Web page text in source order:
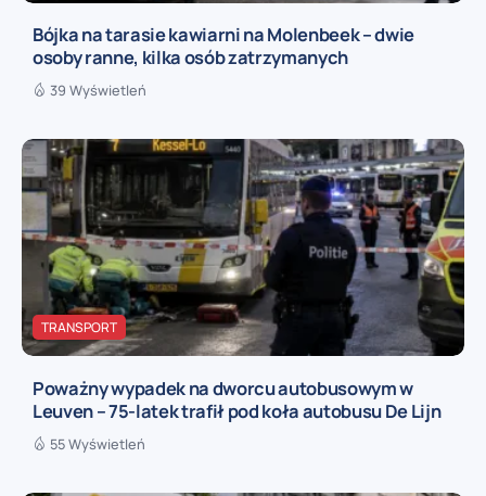
Bójka na tarasie kawiarni na Molenbeek – dwie
osoby ranne, kilka osób zatrzymanych
39 Wyświetleń
TRANSPORT
Poważny wypadek na dworcu autobusowym w
Leuven – 75-latek trafił pod koła autobusu De Lijn
55 Wyświetleń